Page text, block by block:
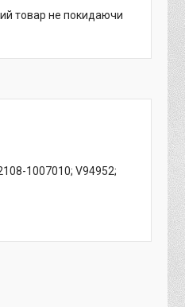
товар не покидаючи
1007010; V94952;